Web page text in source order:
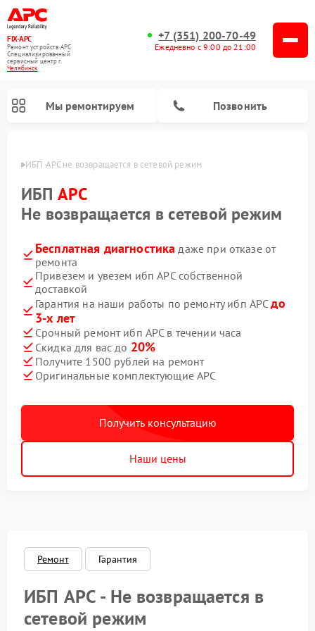
FIX-APC
Ремонт устройств APC
Специализированный
cервисный центр г.
Челябинск
+7 (351) 200-70-49
Ежедневно с 9:00 до 21:00
Мы ремонтируем Позвонить
ИБП APC не возвращается в сетевой режим
ИБП APC
Не возвращается в сетевой режим
Бесплатная диагностика даже при отказе от
ремонта
Привезем и увезем ибп APC собственной
доставкой
Гарантия на наши работы по ремонту ибп APCдо
3-х лет
Срочный ремонт ибп APC в течении часа
Скидка для вас до 20%
Получите 1500 рублей на ремонт
Оригинальные комплектующие APC
Получить консультацию
Наши цены
Ремонт Гарантия
ИБП APC - Не возвращается в
сетевой режим